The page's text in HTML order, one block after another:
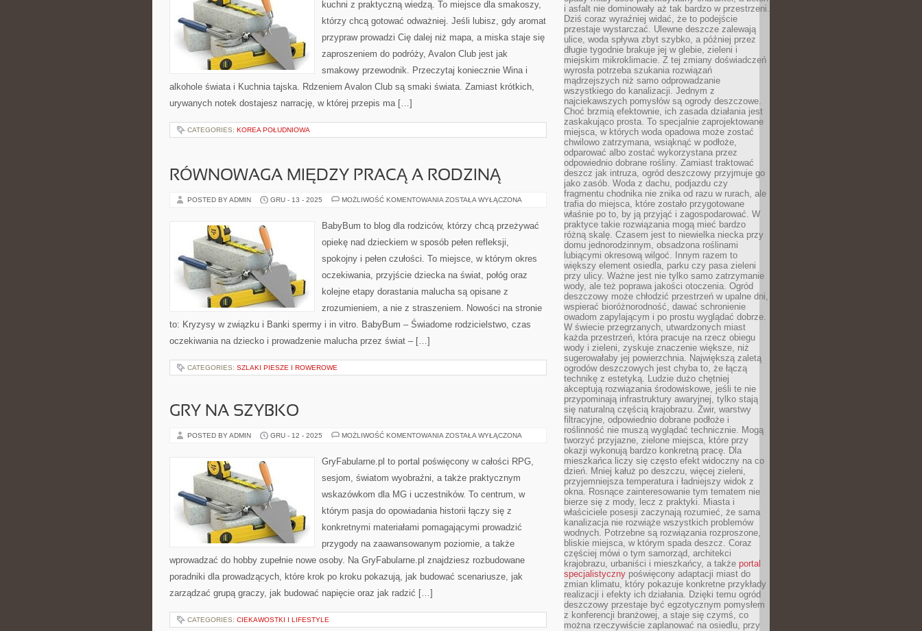
I
ŚWIATA
kuchni z praktyczną wiedzą. To miejsce dla smakoszy,
którzy chcą gotować odważniej. Jeśli lubisz, gdy aromat
przypraw prowadzi Cię dalej niż mapa, a miska staje się
zaproszeniem do podróży, Avalon Club jest jak
smakowy przewodnik. Przeczytaj koniecznie Wina i
alkohole świata i Kuchnia tajska. Rdzeniem Avalon Club są smaki świata. Zamiast krótkich,
urywanych notek dostajesz narrację, w której przepis ma […]
CATEGORIES: KOREA POŁUDNIOWA
RÓWNOWAGA MIĘDZY PRACĄ A RODZINĄ
POSTED BY ADMIN GRU - 13 - 2025 MOŻLIWOŚĆ KOMENTOWANIA RÓWNOWAGA
A
RODZINĄ
ZOSTAŁA WYŁĄCZONA
BabyBum to blog dla rodziców, którzy chcą przeżywać
opiekę nad dzieckiem w sposób pełen refleksji,
spokojny i pełen czułości. To miejsce, w którym okres
oczekiwania, przyjście dziecka na świat, połóg oraz
kolejne etapy dorastania malucha są opisane z
zrozumieniem, a nie z straszeniem. Nowości na stronie
to: Kryzysy w związku i Banki spermy i in vitro. BabyBum – Świadome rodzicielstwo, czas
oczekiwania na dziecko i prowadzenie malucha przez świat – […]
CATEGORIES: SZLAKI PIESZE I ROWEROWE
GRY NA SZYBKO
POSTED BY ADMIN GRU - 12 - 2025 MOŻLIWOŚĆ KOMENTOWANIA GRY
ZOSTAŁA WYŁĄCZONA
GryFabularne.pl to portal poświęcony w całości RPG,
sesjom, światom wyobraźni, a także praktycznym
wskazówkom dla MG i uczestników. To centrum, w
którym pasja do opowiadania historii łączy się z
konkretnymi materiałami pomagającymi prowadzić
przygody na zaawansowanym poziomie, a także
wprowadzać do hobby zupełnie nowe osoby. Na GryFabularne.pl znajdziesz rozbudowane
poradniki dla prowadzących, które krok po kroku pokazują, jak budować scenariusze, jak
zarządzać grupą graczy, jak budować napięcie oraz jak radzić […]
CATEGORIES: CIEKAWOSTKI I LIFESTYLE
i asfalt nie dominowały aż tak bardzo w przestrzeni.
Dziś coraz wyraźniej widać, że to podejście
przestaje wystarczać. Ulewne deszcze zalewają
ulice, woda spływa zbyt szybko, a później przez
długie tygodnie brakuje jej w glebie, zieleni i
miejskim mikroklimacie. Z tej zmiany doświadczeń
wyrosła potrzeba szukania rozwiązań
mądrzejszych niż samo odprowadzanie
wszystkiego do kanalizacji. Jednym z
najciekawszych pomysłów są ogrody deszczowe.
Choć brzmią efektownie, ich zasada działania jest
zaskakująco prosta. To specjalnie zaprojektowane
miejsca, w których woda opadowa może zostać
chwilowo zatrzymana, wsiąknąć w podłoże,
odparować albo zostać wykorzystana przez
odpowiednio dobrane rośliny. Zamiast traktować
deszcz jak intruza, ogród deszczowy przyjmuje go
jako zasób. Woda z dachu, podjazdu czy
fragmentu chodnika nie znika od razu w rurach, ale
trafia do miejsca, które zostało przygotowane
właśnie po to, by ją przyjąć i zagospodarować. W
praktyce takie rozwiązania mogą mieć bardzo
różną skalę. Czasem jest to niewielka niecka przy
domu jednorodzinnym, obsadzona roślinami
lubiącymi okresową wilgoć. Innym razem to
większy element osiedla, parku czy pasa zieleni
przy ulicy. Ważne jest nie tylko samo zatrzymanie
wody, ale też poprawa jakości otoczenia. Ogród
deszczowy może chłodzić przestrzeń w upalne dni,
wspierać bioróżnorodność, dawać schronienie
owadom zapylającym i po prostu wyglądać dobrze.
W świecie przegrzanych, utwardzonych miast
każda przestrzeń, która pracuje na rzecz obiegu
wody i zieleni, zyskuje znaczenie większe, niż
sugerowałaby jej powierzchnia. Największą zaletą
ogrodów deszczowych jest chyba to, że łączą
technikę z estetyką. Ludzie dużo chętniej
akceptują rozwiązania środowiskowe, jeśli te nie
przypominają infrastruktury awaryjnej, tylko stają
się naturalną częścią krajobrazu. Żwir, warstwy
filtracyjne, odpowiednio dobrane podłoże i
roślinność nie muszą wyglądać technicznie. Mogą
tworzyć przyjazne, zielone miejsca, które przy
okazji wykonują bardzo konkretną pracę. Dla
mieszkańca liczy się często efekt widoczny na co
dzień. Mniej kałuż po deszczu, więcej zieleni,
przyjemniejsza temperatura i ładniejszy widok z
okna. Rosnące zainteresowanie tym tematem nie
bierze się z mody, lecz z praktyki. Miasta i
właściciele posesji zaczynają rozumieć, że sama
kanalizacja nie rozwiąże wszystkich problemów
wodnych. Potrzebne są rozwiązania rozproszone,
bliskie miejsca, w którym spada deszcz. Coraz
częściej mówi o tym samorząd, architekci
krajobrazu, urbaniści i mieszkańcy, a także portal
specjalistyczny poświęcony adaptacji miast do
zmian klimatu, który pokazuje konkretne przykłady
realizacji i efekty ich działania. Dzięki temu ogród
deszczowy przestaje być egzotycznym pomysłem
z konferencji branżowej, a staje się czymś, co
można rzeczywiście zaplanować na osiedlu, przy